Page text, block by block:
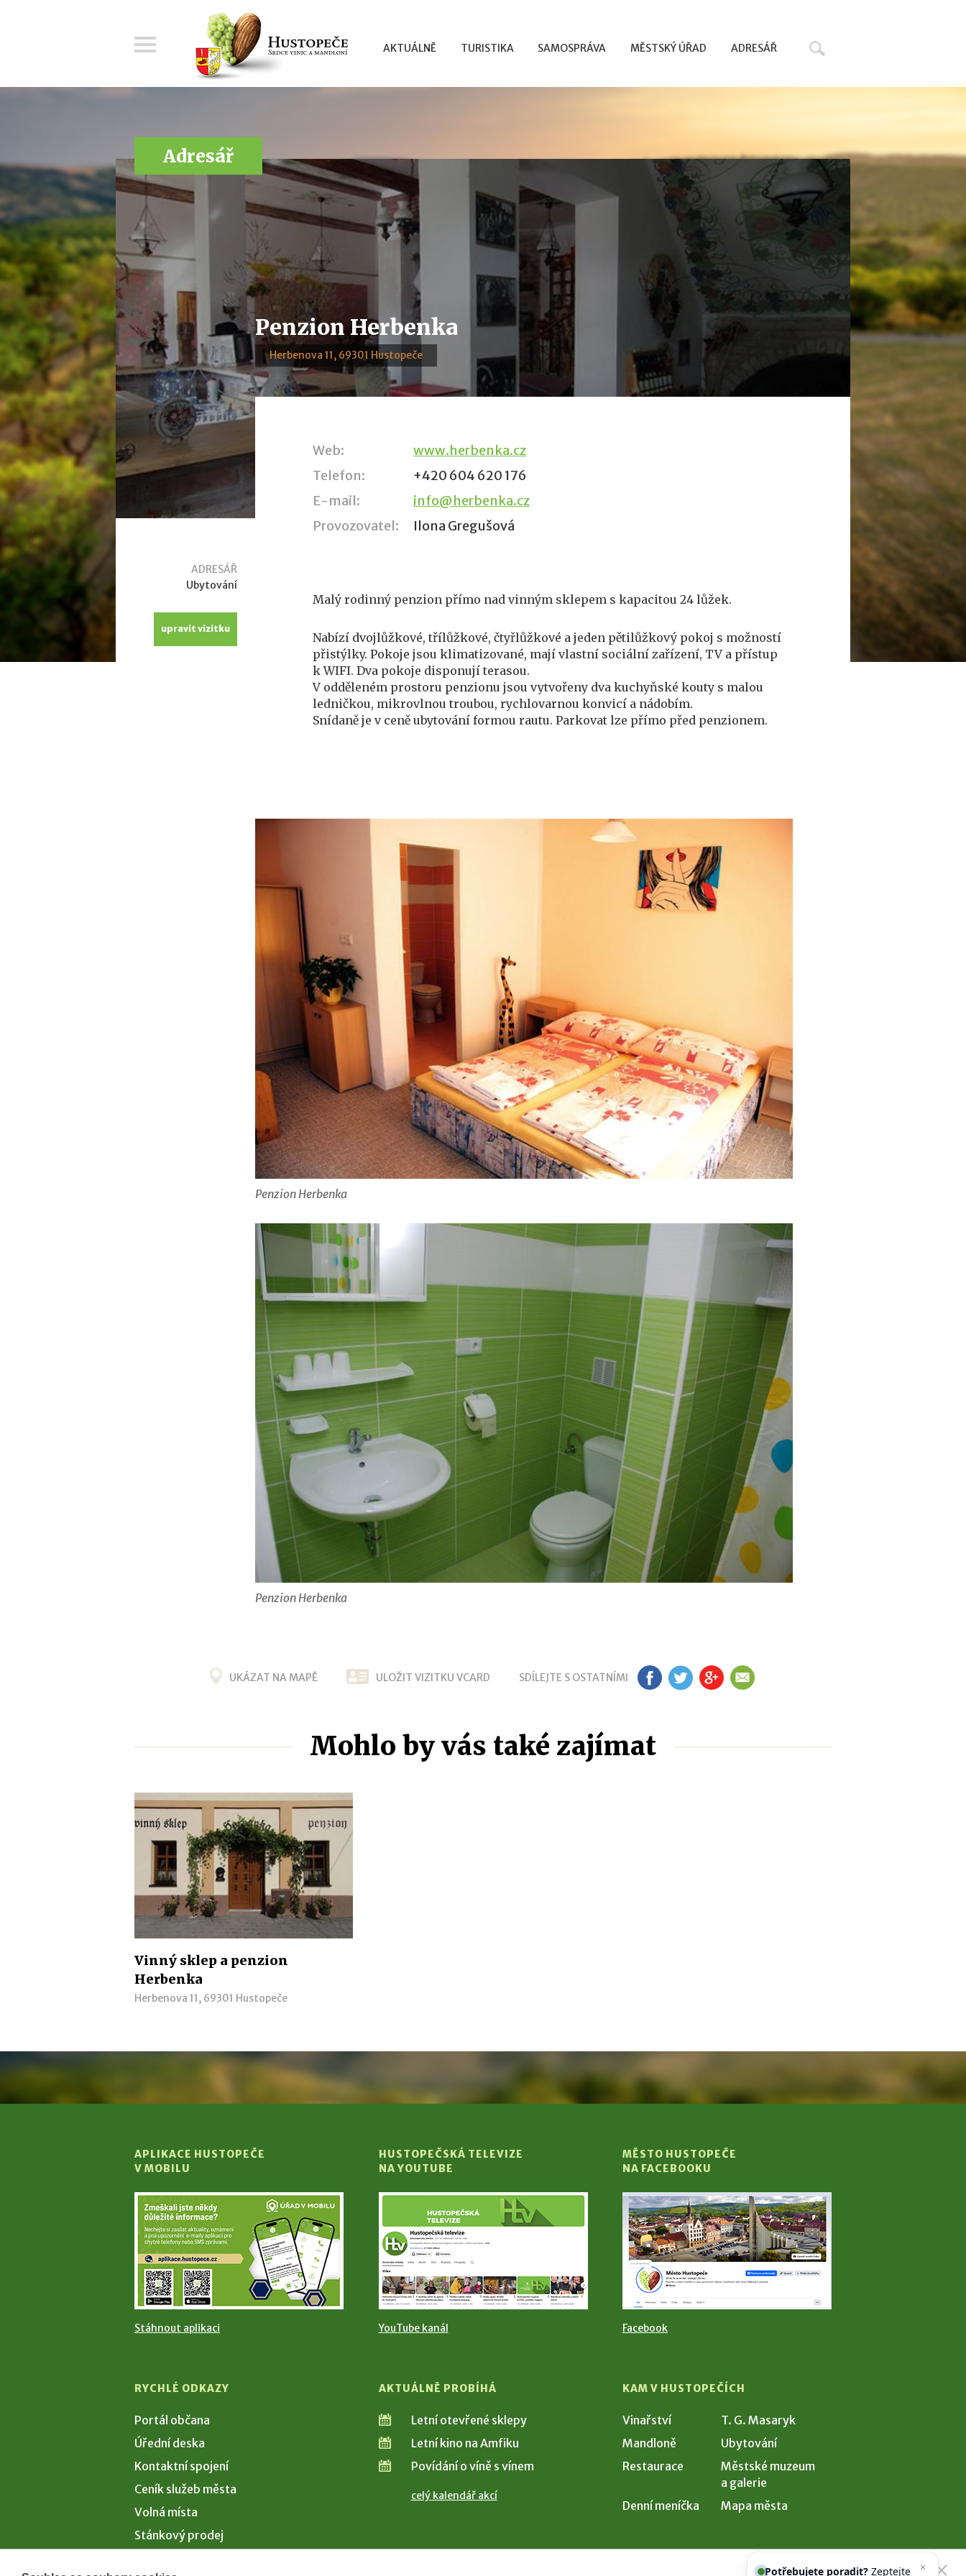
AKTUÁLNĚ TURISTIKA SAMOSPRÁVA MĚSTSKÝ ÚŘAD ADRESÁŘ
Adresář
Penzion Herbenka
Herbenova 11, 69301 Hustopeče
ADRESÁŘ
Ubytování
upravit vizitku
Web:
www.herbenka.cz
Telefon:
+420 604 620 176
E-mail:
info@herbenka.cz
Provozovatel:
Ilona Gregušová
Malý rodinný penzion přímo nad vinným sklepem s kapacitou 24 lůžek.
Nabízí dvojlůžkové, třílůžkové, čtyřlůžkové a jeden pětilůžkový pokoj s možností
přistýlky. Pokoje jsou klimatizované, mají vlastní sociální zařízení, TV a přístup
k WIFI. Dva pokoje disponují terasou.
V odděleném prostoru penzionu jsou vytvořeny dva kuchyňské kouty s malou
ledničkou, mikrovlnou troubou, rychlovarnou konvicí a nádobím.
Snídaně je v ceně ubytování formou rautu. Parkovat lze přímo před penzionem.
Penzion Herbenka
Penzion Herbenka
UKÁZAT NA MAPĚ ULOŽIT VIZITKU VCARD SDÍLEJTE S OSTATNÍMI FB TW G+ EM
Mohlo by vás také zajímat
Vinný sklep a penzion
Herbenka
Herbenova 11, 69301 Hustopeče
APLIKACE HUSTOPEČE
V MOBILU
Stáhnout aplikaci
HUSTOPEČSKÁ TELEVIZE
NA YOUTUBE
YouTube kanál
MĚSTO HUSTOPEČE
NA FACEBOOKU
Facebook
RYCHLÉ ODKAZY
Portál občana
Úřední deska
Kontaktní spojení
Ceník služeb města
Volná místa
Stánkový prodej
AKTUÁLNĚ PROBÍHÁ
Letní otevřené sklepy
Letní kino na Amfiku
Povídání o víně s vínem
celý kalendář akcí
KAM V HUSTOPEČÍCH
Vinařství
T. G. Masaryk
Mandloně
Ubytování
Restaurace
Městské muzeum
a galerie
Denní meníčka
Mapa města